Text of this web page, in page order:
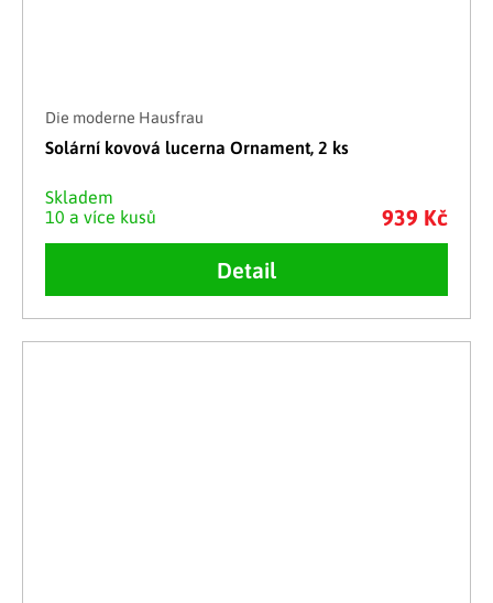
Die moderne Hausfrau
Solární kovová lucerna Ornament, 2 ks
Skladem
10 a více kusů
939 Kč
Detail